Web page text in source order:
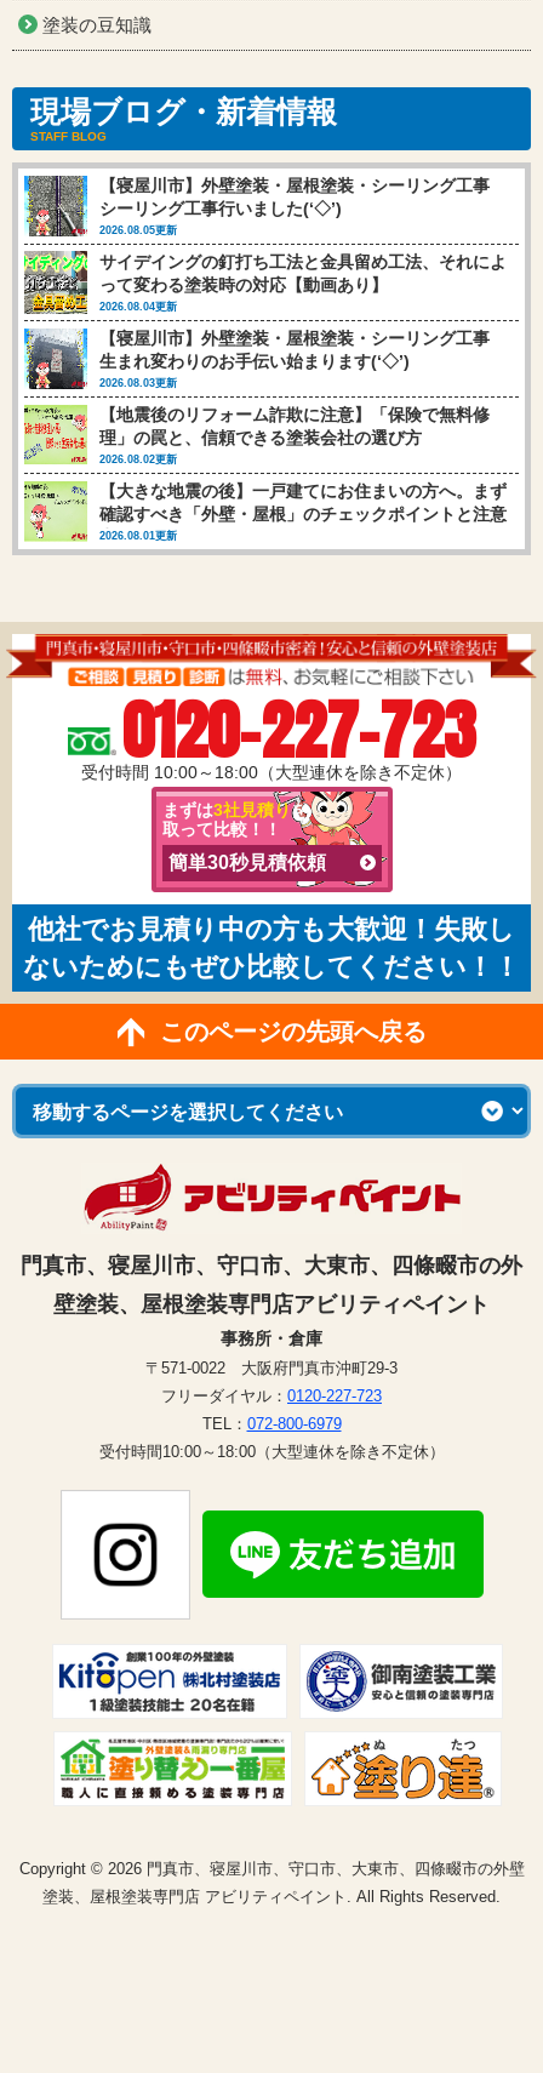
塗装の豆知識
現場ブログ・新着情報
STAFF BLOG
【寝屋川市】外壁塗装・屋根塗装・シーリング工事
シーリング工事行いました(‘◇’)ゞ
2026.08.05更新
サイデイングの釘打ち工法と金具留め工法、それによ
って変わる塗装時の対応【動画あり】
2026.08.04更新
【寝屋川市】外壁塗装・屋根塗装・シーリング工事
生まれ変わりのお手伝い始まります(‘◇’)ゞ
2026.08.03更新
【地震後のリフォーム詐欺に注意】「保険で無料修
理」の罠と、信頼できる塗装会社の選び方
2026.08.02更新
【大きな地震の後】一戸建てにお住まいの方へ。まず
確認すべき「外壁・屋根」のチェックポイントと注意
点
2026.08.01更新
0120-227-723
受付時間 10:00～18:00（大型連休を除き不定休）
まずは3社見積りを
取って比較！！
簡単30秒見積依頼
他社でお見積り中の方も大歓迎！失敗し
ないためにもぜひ比較してください！！
このページの先頭へ戻る
門真市、寝屋川市、守口市、大東市、四條畷市の外
壁塗装、屋根塗装専門店アビリティペイント
事務所・倉庫
〒571-0022 大阪府門真市沖町29-3
フリーダイヤル： 0120-227-723
TEL： 072-800-6979
受付時間10:00～18:00（大型連休を除き不定休）
Copyright © 2026 門真市、寝屋川市、守口市、大東市、四條畷市の外壁
塗装、屋根塗装専門店 アビリティペイント. All Rights Reserved.